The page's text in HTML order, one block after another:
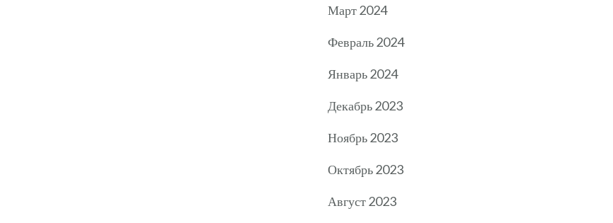
Март 2024
Февраль 2024
Январь 2024
Декабрь 2023
Ноябрь 2023
Октябрь 2023
Август 2023